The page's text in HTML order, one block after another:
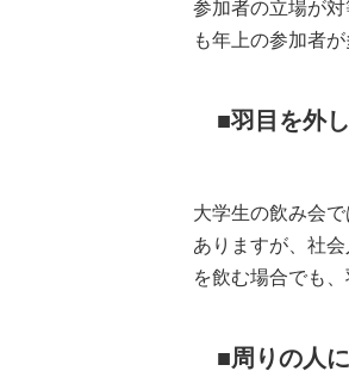
参加者の立場が
も年上の参加者
羽目を外
大学生の飲み会
ありますが、社
を飲む場合でも
周りの人